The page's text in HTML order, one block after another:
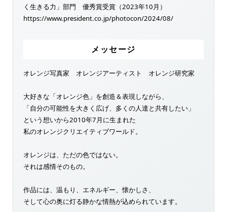
く生きる力」部門 優秀賞受賞（2023年10月）
https://www.president.co.jp/photocon/2024/08/
メッセージ
オレンジ写真家 オレンジアーティスト オレンジ研究家
大好きな「オレンジ色」を創造＆表現しながら、
「自分の可能性を大きく広げ、多くの人達と共有したい」
という想いから2010年7月に生まれた
私のオレンジクリエイティブワールド。
オレンジは、ただの色ではない。
それは感情そのもの。
作品には、温もり、エネルギー、懐かしさ、
そして心の奥に灯る静かな情熱が込められています。